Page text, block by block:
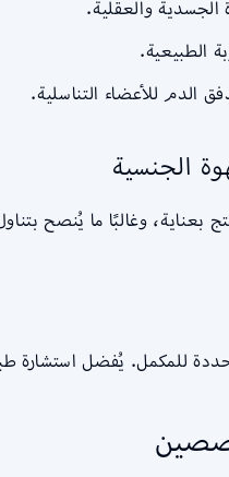
والعقلية.
الطبيعية.
الدم للأعضاء التناسلية.
الجنسية
بعناية، وغالبًا ما يُنصح
للمكمل. يُفضل استشارة